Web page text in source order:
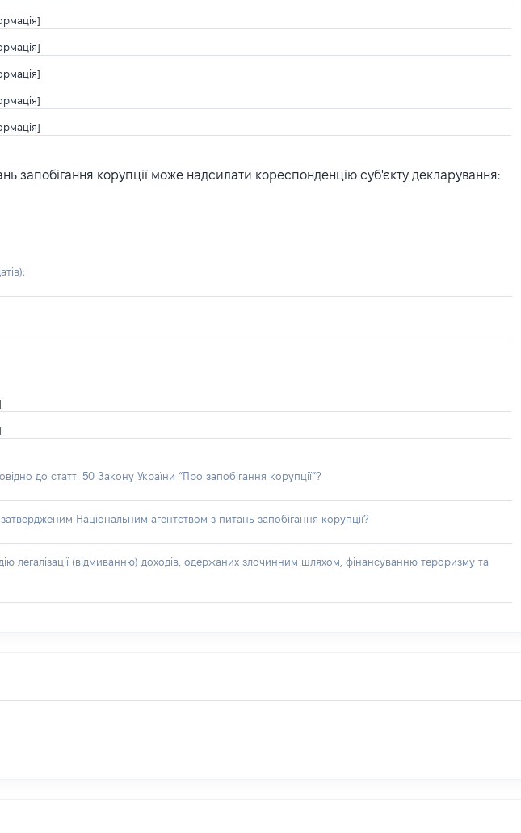
запобігання корупції може надсилати кореспонденцію суб'єкту декларування:
:
до статті 50 Закону України “Про запобігання корупції”?
Національним агентством з питань запобігання корупції?
легалізації (відмиванню) доходів, одержаних злочинним шляхом, фінансуванню тероризму та